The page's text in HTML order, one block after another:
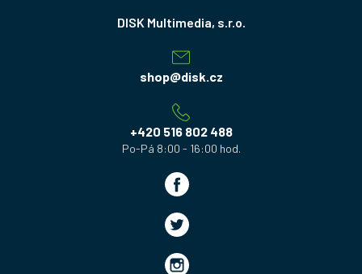
shop@disk.cz
+420 516 802 488